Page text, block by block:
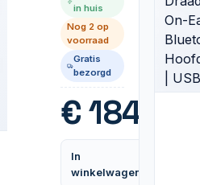
| Draai- en
kantelbare
TV-beugel
| 32-65" |
max 25kg
| VESA
in huis
Nog 2 op
voorraad
Gratis
bezorgd
€184,99
In
winkelwagen